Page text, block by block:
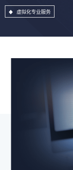
虚拟化专业服务